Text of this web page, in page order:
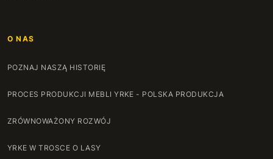
O NAS
POZNAJ NASZĄ HISTORIĘ
PROCES PRODUKCJI MEBLI YRKE - POLSKA PRODUKCJA
ZRÓWNOWAŻONY ROZWÓJ
YRKE W TROSCE O LASY